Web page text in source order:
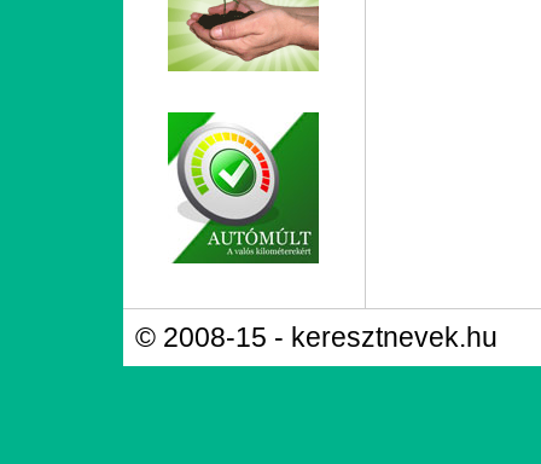
© 2008-15 - keresztnevek.hu